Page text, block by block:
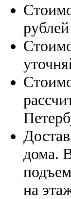
рублей
дома.
на